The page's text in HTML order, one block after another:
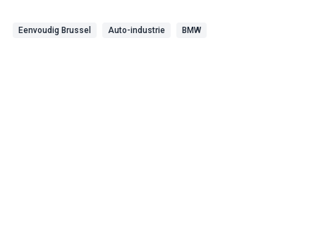
Eenvoudig Brussel Auto-industrie BMW